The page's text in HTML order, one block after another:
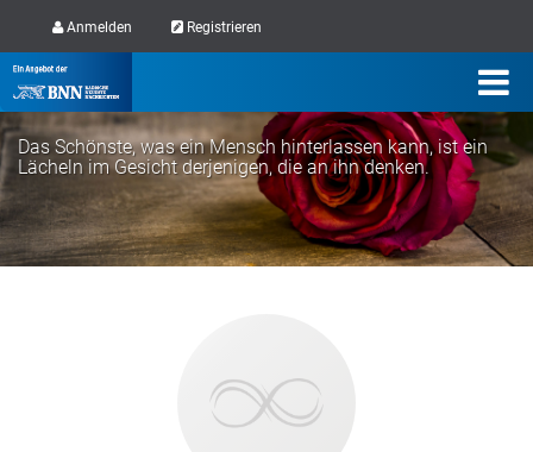
Anmelden Registrieren
Das Schönste, was ein Mensch hinterlassen kann, ist ein
Lächeln im Gesicht derjenigen, die an ihn denken.